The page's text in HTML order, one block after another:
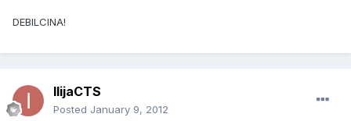
DEBILCINA!
IlijaCTS
Posted January 9, 2012